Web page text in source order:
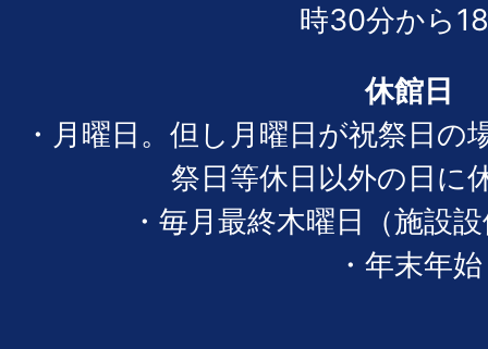
時30分から
休館日
・月曜日。但し月曜日が祝祭日の
祭日等休日以外の日に
・毎月最終木曜日（施設
・年末年始